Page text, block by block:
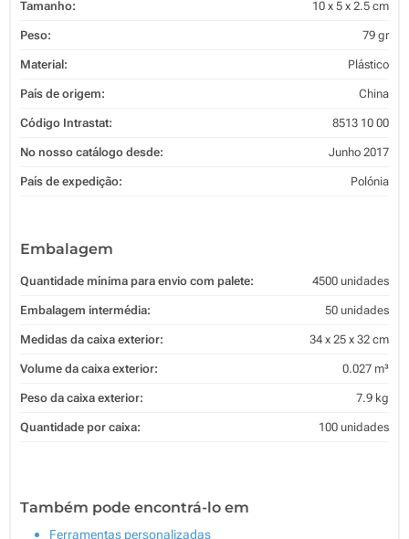
Tamanho: 10 x 5 x 2.5 cm
Peso: 79 gr
Material: Plástico
País de origem: China
Código Intrastat: 8513 10 00
No nosso catálogo desde: Junho 2017
País de expedição: Polónia
Embalagem
Quantidade mínima para envio com palete: 4500 unidades
Embalagem intermédia: 50 unidades
Medidas da caixa exterior: 34 x 25 x 32 cm
Volume da caixa exterior: 0.027 m³
Peso da caixa exterior: 7.9 kg
Quantidade por caixa: 100 unidades
Também pode encontrá-lo em
Ferramentas personalizadas